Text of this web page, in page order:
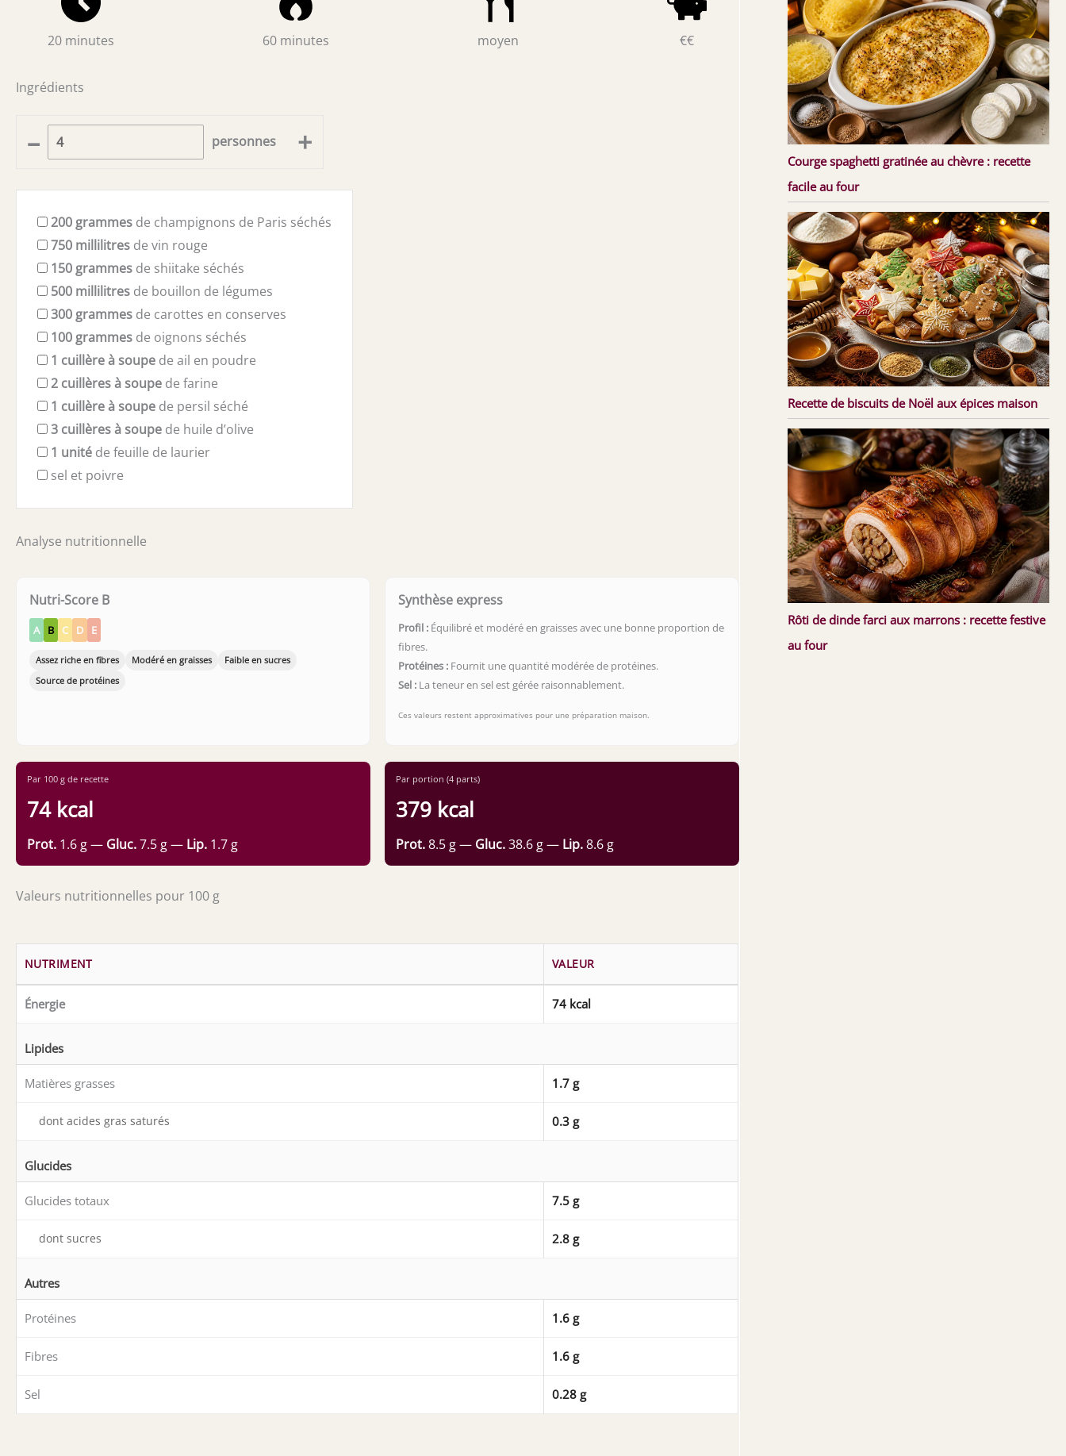
20 minutes 60 minutes moyen €€
Ingrédients
– personnes +
200grammes de champignons de Paris séchés
750 millilitres de vin rouge
150grammes de shiitake séchés
500 millilitres de bouillon de légumes
300grammes de carottes en conserves
100grammes de oignons séchés
1 cuillère à soupe de ail en poudre
2 cuillères à soupe de farine
1 cuillère à soupe de persil séché
3 cuillères à soupe de huile d’olive
1 unité de feuille de laurier
sel et poivre
Analyse nutritionnelle
Nutri-Score B
A B C D E
Assez riche en fibres Modéré en graisses
Faible en sucres
Source de protéines
Synthèse express
Profil : Équilibré et modéré en graisses avec une bonne proportion de
fibres.
Protéines : Fournit une quantité modérée de protéines.
Sel : La teneur en sel est gérée raisonnablement.
Ces valeurs restent approximatives pour une préparation maison.
Par 100 g de recette
74 kcal
Prot. 1.6 g — Gluc.7.5 g — Lip. 1.7 g
Par portion (4 parts)
379 kcal
Prot.8.5 g — Gluc.38.6 g — Lip.8.6 g
Valeurs nutritionnelles pour 100 g
NUTRIMENT VALEUR
Énergie 74 kcal
Lipides
Matières grasses 1.7 g
dont acides gras saturés 0.3 g
Glucides
Glucides totaux 7.5 g
dont sucres 2.8 g
Autres
Protéines 1.6 g
Fibres 1.6 g
Sel 0.28 g
Courge spaghetti gratinée au chèvre : recette
facile au four
Recette de biscuits de Noël aux épices maison
Rôti de dinde farci aux marrons : recette festive
au four